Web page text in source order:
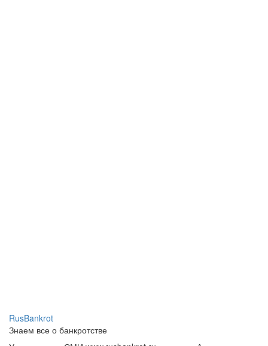
Знаем все о банкротстве
Учредителем СМИ www.rusbankrot.ru является Ассоциация